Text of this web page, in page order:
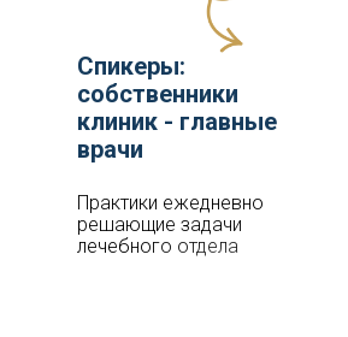
Спикеры:
собственники
клиник - главные
врачи
Практики ежедневно
решающие задачи
лечебного отдела